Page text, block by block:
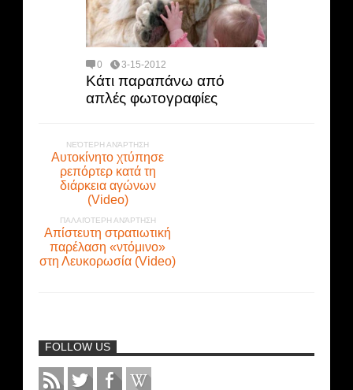
0 3-15-2012
Κάτι παραπάνω από
απλές φωτογραφίες
ΝΕΌΤΕΡΗ ΑΝΆΡΤΗΣΗ
Αυτοκίνητο χτύπησε
ρεπόρτερ κατά τη
διάρκεια αγώνων
(Video)
ΠΑΛΑΙΌΤΕΡΗ ΑΝΆΡΤΗΣΗ
Απίστευτη στρατιωτική
παρέλαση «ντόμινο»
στη Λευκορωσία (Video)
FOLLOW US